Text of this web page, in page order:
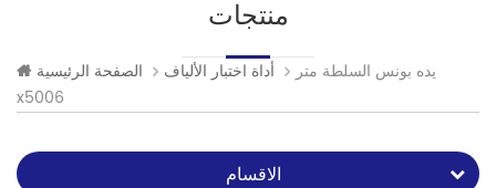
منتجات
الصفحة الرئيسية أداة اختبار الألياف
يده بونس السلطة متر
x5006
الاقسام